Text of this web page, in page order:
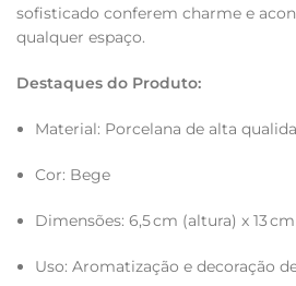
sofisticado conferem charme e
qualquer espaço.
Destaques do Produto:
Material: Porcelana de alta
Cor: Bege
Dimensões: 6,5 cm (altura) x 13
Uso: Aromatização e decoração